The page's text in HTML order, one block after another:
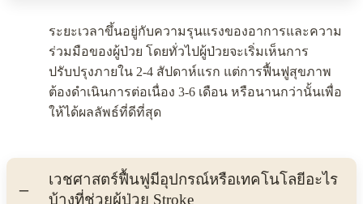
ระยะเวลาขึ้นอยู่กับความรุนแรงของอาการและความ
ร่วมมือของผู้ป่วย โดยทั่วไปผู้ป่วยจะเริ่มเห็นการ
ปรับปรุงภายใน 2-4 สัปดาห์แรก แต่การฟื้นฟูสุขภาพ
ต้องดำเนินการต่อเนื่อง 3-6 เดือน หรือนานกว่านั้นเพื่อ
ให้ได้ผลลัพธ์ที่ดีที่สุด
เวชศาสตร์ฟื้นฟูมีอุปกรณ์หรือเทคโนโลยีอะไร
บ้างที่ช่วยผู้ป่วย Stroke